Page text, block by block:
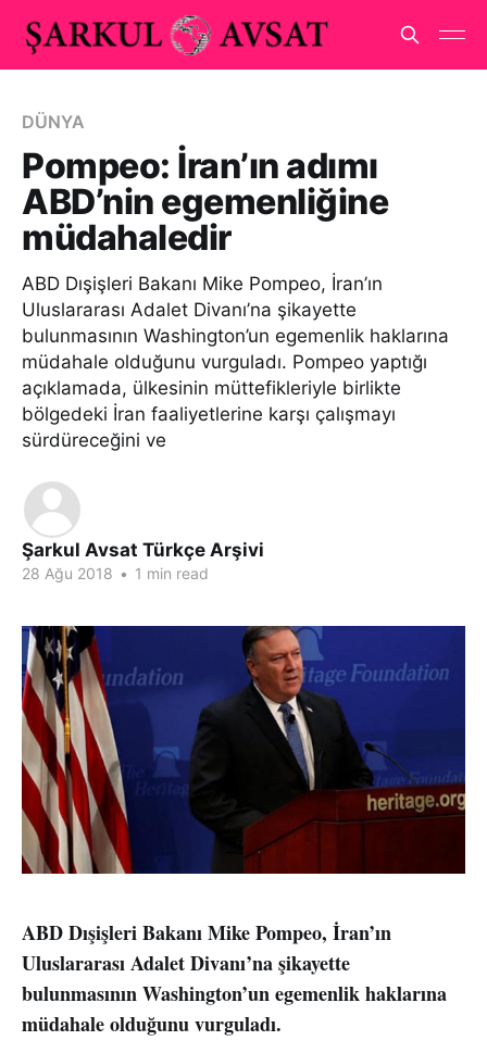
DÜNYA
Pompeo: İran’ın adımı
ABD’nin egemenliğine
müdahaledir
ABD Dışişleri Bakanı Mike Pompeo, İran’ın
Uluslararası Adalet Divanı’na şikayette
bulunmasının Washington’un egemenlik haklarına
müdahale olduğunu vurguladı. Pompeo yaptığı
açıklamada, ülkesinin müttefikleriyle birlikte
bölgedeki İran faaliyetlerine karşı çalışmayı
sürdüreceğini ve
Şarkul Avsat Türkçe Arşivi
28 Ağu 2018 • 1 min read
ABD Dışişleri Bakanı Mike Pompeo, İran’ın
Uluslararası Adalet Divanı’na şikayette
bulunmasının Washington’un egemenlik haklarına
müdahale olduğunu vurguladı.